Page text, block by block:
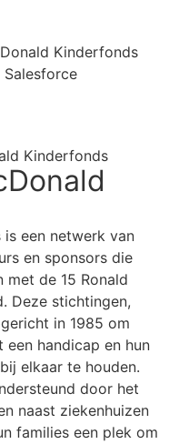
Kinderfonds
een netwerk van
en sponsors die
met de 15 Ronald
Deze stichtingen,
in 1985 om
handicap en hun
elkaar te houden.
door het
naast ziekenhuizen
families een plek om